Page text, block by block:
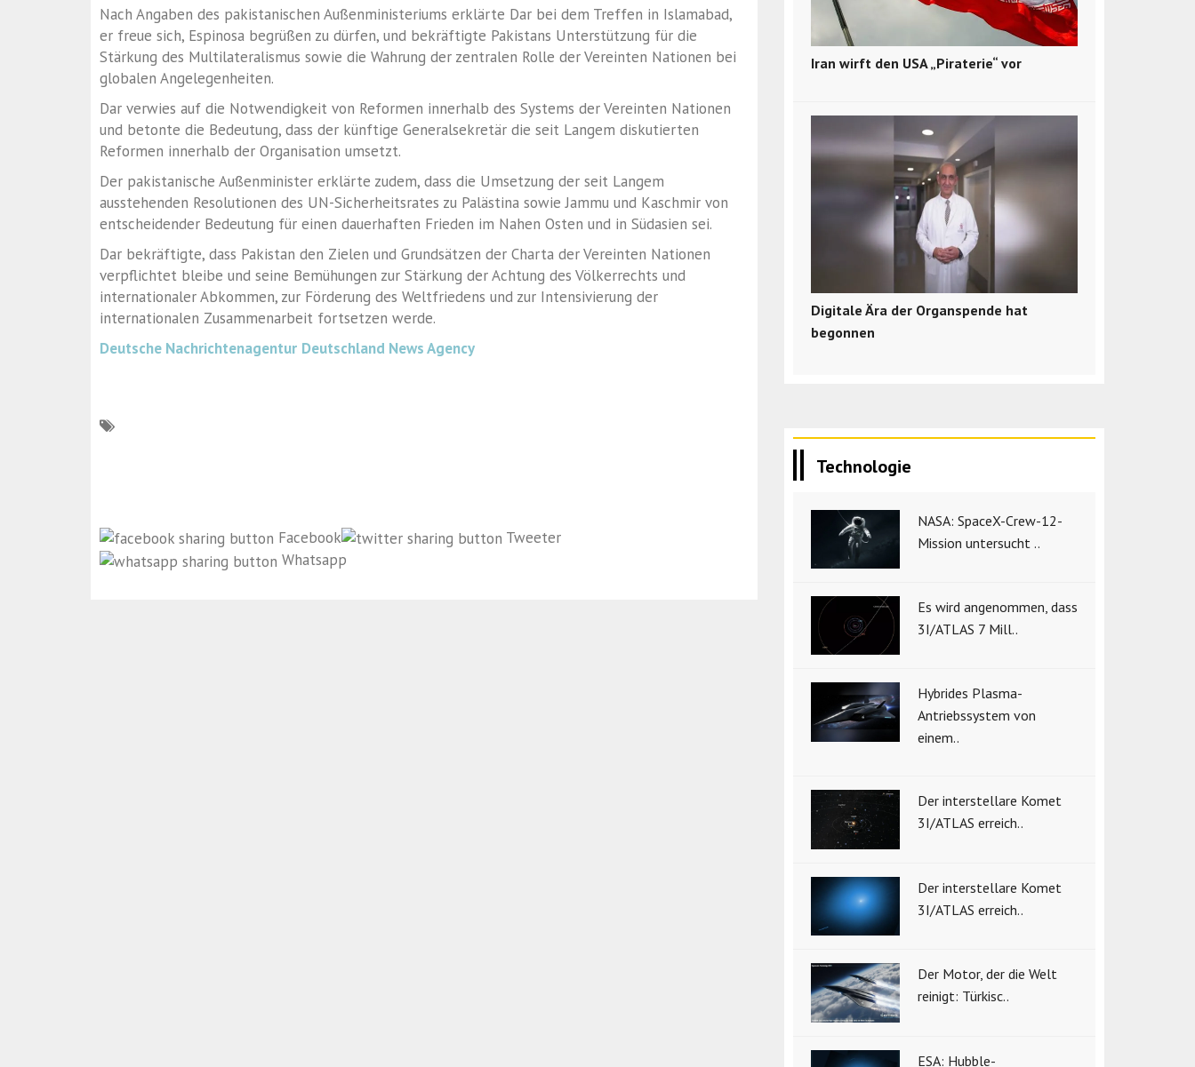
Nach Angaben des pakistanischen Außenministeriums erklärte Dar bei dem Treffen in Islamabad,
er freue sich, Espinosa begrüßen zu dürfen, und bekräftigte Pakistans Unterstützung für die
Stärkung des Multilateralismus sowie die Wahrung der zentralen Rolle der Vereinten Nationen bei
globalen Angelegenheiten.
Dar verwies auf die Notwendigkeit von Reformen innerhalb des Systems der Vereinten Nationen
und betonte die Bedeutung, dass der künftige Generalsekretär die seit Langem diskutierten
Reformen innerhalb der Organisation umsetzt.
Der pakistanische Außenminister erklärte zudem, dass die Umsetzung der seit Langem
ausstehenden Resolutionen des UN-Sicherheitsrates zu Palästina sowie Jammu und Kaschmir von
entscheidender Bedeutung für einen dauerhaften Frieden im Nahen Osten und in Südasien sei.
Dar bekräftigte, dass Pakistan den Zielen und Grundsätzen der Charta der Vereinten Nationen
verpflichtet bleibe und seine Bemühungen zur Stärkung der Achtung des Völkerrechts und
internationaler Abkommen, zur Förderung des Weltfriedens und zur Intensivierung der
internationalen Zusammenarbeit fortsetzen werde.
Deutsche Nachrichtenagentur Deutschland News Agency
Facebook
Tweeter
Whatsapp
Iran wirft den USA „Piraterie“ vor
Digitale Ära der Organspende hat
begonnen
Technologie
NASA: SpaceX-Crew-12-
Mission untersucht ..
Es wird angenommen, dass
3I/ATLAS 7 Mill..
Hybrides Plasma-
Antriebssystem von
einem..
Der interstellare Komet
3I/ATLAS erreich..
Der interstellare Komet
3I/ATLAS erreich..
Der Motor, der die Welt
reinigt: Türkisc..
ESA: Hubble-